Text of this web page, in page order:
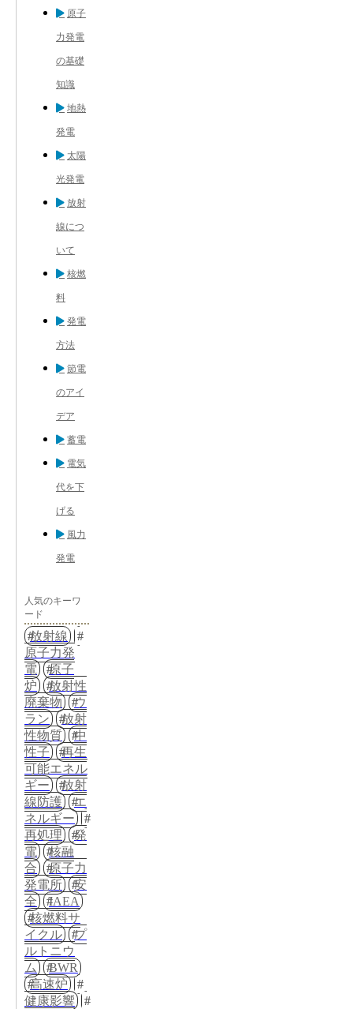
原子
力発電
の基礎
知識
地熱
発電
太陽
光発電
放射
線につ
いて
核燃
料
発電
方法
節電
のアイ
デア
蓄電
電気
代を下
げる
風力
発電
人気のキーワ
ード
放射線
原子力発
電
原子
炉
放射性
廃棄物
ウ
ラン
放射
性物質
中
性子
再生
可能エネル
ギー
放射
線防護
エ
ネルギー
再処理
発
電
核融
合
原子力
発電所
安
全
IAEA
核燃料サ
イクル
プ
ルトニウ
ム
BWR
高速炉
健康影響